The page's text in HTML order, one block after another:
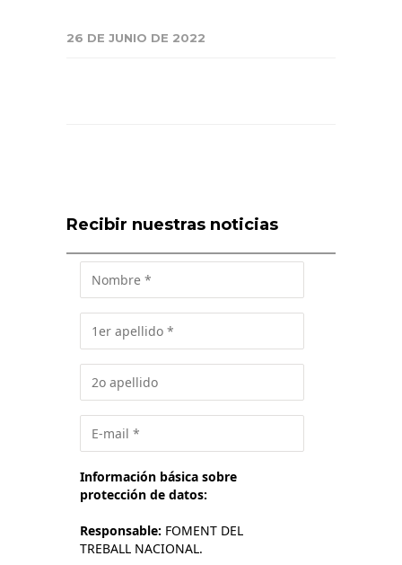
26 DE JUNIO DE 2022
Recibir nuestras noticias
Información básica sobre
protección de datos:
Responsable: FOMENT DEL
TREBALL NACIONAL.